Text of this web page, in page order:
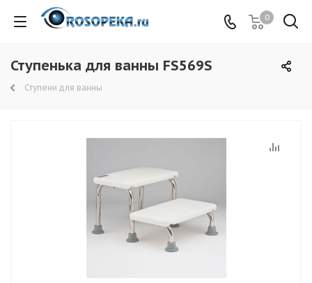
0
Ступенька для ванны FS569S
Ступени для ванны